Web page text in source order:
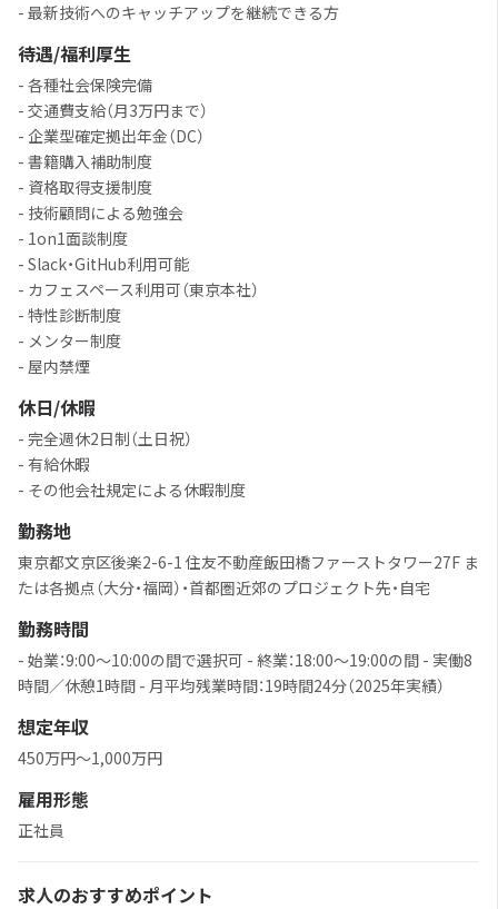
- 最新技術へのキャッチアップを継続できる方
待遇/福利厚生
- 各種社会保険完備
- 交通費支給（月3万円まで）
- 企業型確定拠出年金（DC）
- 書籍購入補助制度
- 資格取得支援制度
- 技術顧問による勉強会
- 1on1面談制度
- Slack・GitHub利用可能
- カフェスペース利用可（東京本社）
- 特性診断制度
- メンター制度
- 屋内禁煙
休日/休暇
- 完全週休2日制（土日祝）
- 有給休暇
- その他会社規定による休暇制度
勤務地
東京都文京区後楽2-6-1 住友不動産飯田橋ファーストタワー27F ま
たは各拠点（大分・福岡）・首都圏近郊のプロジェクト先・自宅
勤務時間
- 始業：9:00〜10:00の間で選択可 - 終業：18:00〜19:00の間 - 実働8
時間／休憩1時間 - 月平均残業時間：19時間24分（2025年実績）
想定年収
450万円～1,000万円
雇用形態
正社員
求人のおすすめポイント